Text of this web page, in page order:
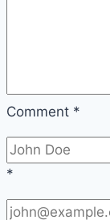
Comment *
*